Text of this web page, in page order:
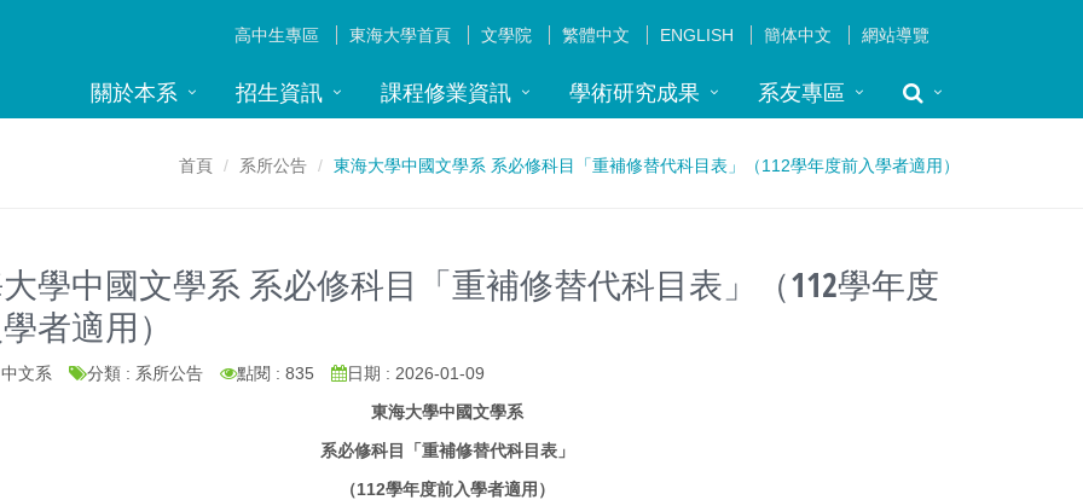
高中生專區 東海大學首頁 文學院 繁體中文 ENGLISH 簡体中文 網站導覽
關於本系 招生資訊 課程修業資訊 學術研究成果 系友專區
首頁 系所公告 東海大學中國文學系 系必修科目「重補修替代科目表」（112學年度前入學者適用）
學中國文學系 系必修科目「重補修替代科目表」（112學年度
者適用）
文系 分類 : 系所公告 點閱 : 835
日期 : 2026-01-09
東海大學中國文學系
系必修科目「重補修替代科目表」
（112學年度前入學者適用）